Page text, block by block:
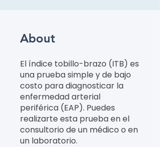
About
El índice tobillo-brazo (ITB) es
una prueba simple y de bajo
costo para diagnosticar la
enfermedad arterial
periférica (EAP). Puedes
realizarte esta prueba en el
consultorio de un médico o en
un laboratorio.